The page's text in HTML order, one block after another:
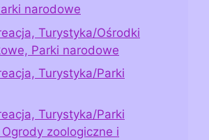
narodowe
Turystyka/Ośrodki
Parki narodowe
Turystyka/Parki
Turystyka/Parki
zoologiczne i